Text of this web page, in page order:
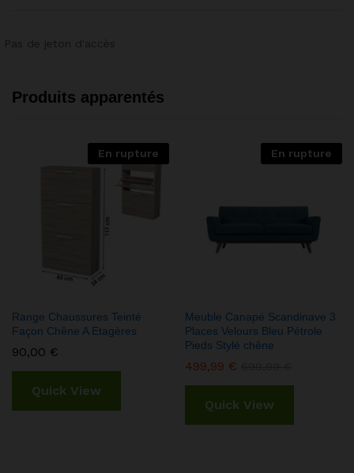
Produits apparentés
En rupture
Range Chaussures Teinté
Façon Chêne A Etagères
90,00 €
Quick View
En rupture
Meuble Canapé Scandinave 3
Places Velours Bleu Pétrole
Pieds Stylé chêne
499,99 €
Quick View